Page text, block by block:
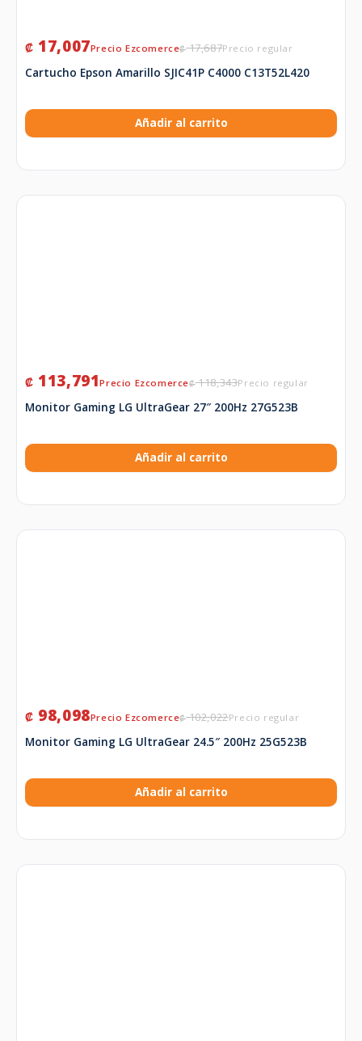
₡17,687
₡ 17,007
Cartucho Epson Amarillo SJIC41P C4000 C13T52L420
Añadir al carrito
₡118,343
₡ 113,791
Monitor Gaming LG UltraGear 27″ 200Hz 27G523B
Añadir al carrito
₡102,022
₡ 98,098
Monitor Gaming LG UltraGear 24.5″ 200Hz 25G523B
Añadir al carrito